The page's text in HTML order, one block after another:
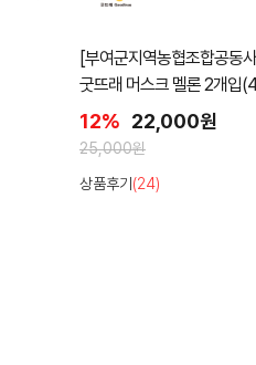
[부여조공]굿뜨래 스테비아
토(빨강) 500g 4팩
14,100원
상품후기 (14)